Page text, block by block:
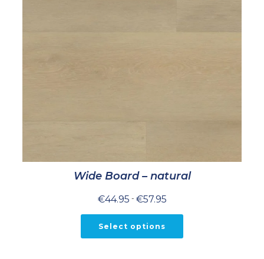
Wide Board – natural
€44.95 - €57.95Prijsklasse:
tot
Select options